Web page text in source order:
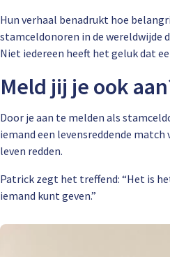
Hun verhaal benadrukt hoe
stamceldonoren in de wereldwijde
Niet iedereen heeft het geluk dat
Meld jij je ook
Door je aan te melden als
iemand een levensreddende
leven redden.
Patrick zegt het treffend: “Het is
iemand kunt geven.”